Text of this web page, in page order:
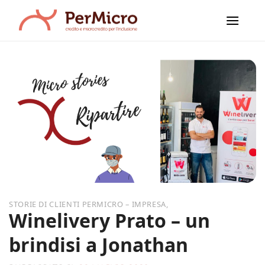
contenuti
,
Winelivery Prato – un
brindisi a Jonathan